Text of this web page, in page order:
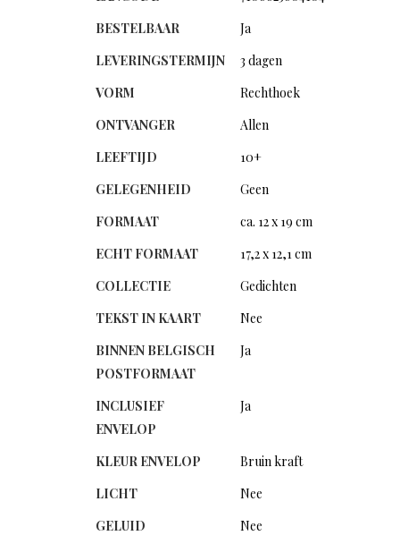
BESTELBAAR
Ja
LEVERINGSTERMIJN
3 dagen
VORM
Rechthoek
ONTVANGER
Allen
LEEFTIJD
10+
GELEGENHEID
Geen
FORMAAT
ca. 12 x 19 cm
ECHT FORMAAT
17,2 x 12,1 cm
COLLECTIE
Gedichten
TEKST IN KAART
Nee
BINNEN BELGISCH
POSTFORMAAT
Ja
INCLUSIEF
ENVELOP
Ja
KLEUR ENVELOP
Bruin kraft
LICHT
Nee
GELUID
Nee